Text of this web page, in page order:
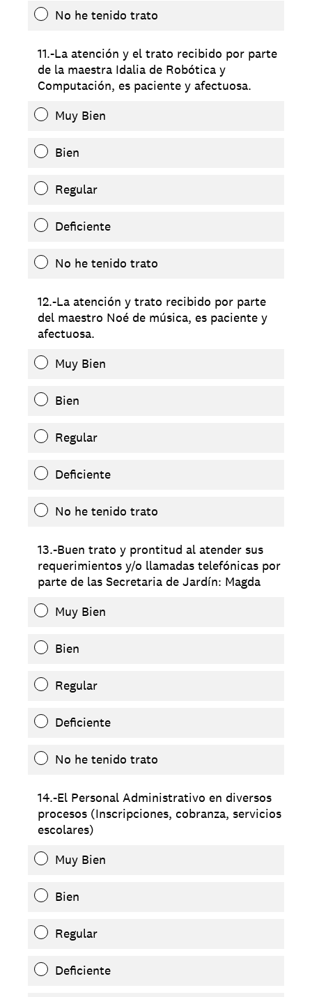
No he tenido trato
11.-La atención y el trato recibido por parte
de la maestra Idalia de Robótica y
Computación, es paciente y afectuosa.
Muy Bien
Bien
Regular
Deficiente
No he tenido trato
12.-La atención y trato recibido por parte
del maestro Noé de música, es paciente y
afectuosa.
Muy Bien
Bien
Regular
Deficiente
No he tenido trato
13.-Buen trato y prontitud al atender sus
requerimientos y/o llamadas telefónicas por
parte de las Secretaria de Jardín: Magda
Muy Bien
Bien
Regular
Deficiente
No he tenido trato
14.-El Personal Administrativo en diversos
procesos (Inscripciones, cobranza, servicios
escolares)
Muy Bien
Bien
Regular
Deficiente